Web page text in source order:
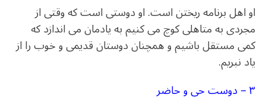
او اهل برنامه ریختن است. او دوستی است که وقتی از
مجردی به متاهلی کوچ می کنیم به یادمان می اندازد که
کمی مستقل باشیم و همچنان دوستان قدیمی و خوب را از
یاد نبریم.
۳ – دوست حی و حاضر